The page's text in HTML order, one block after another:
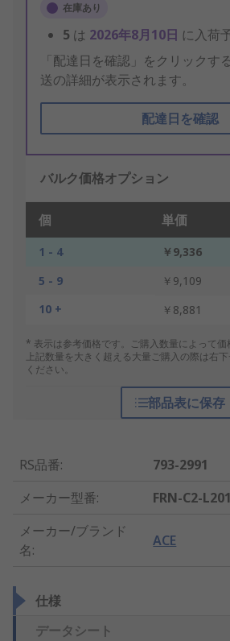
在庫あり
5 は 2026年8月10日 に入荷
「配達日を確認」をクリックす
送の詳細が表示されます。
配達日を確認
バルク価格オプション
個 単価
1 - 4
￥9,336
5 - 9
￥9,109
10 +
￥8,881
* 表示は参考価格です。ご購入数量によって価
上記数量を大きく超える大量ご購入の際は右
ください。
部品表に保存
RS品番:
793-2991
メーカー型番:
FRN-C2-
メーカー/ブランド
名:
ACE
仕様
データシート